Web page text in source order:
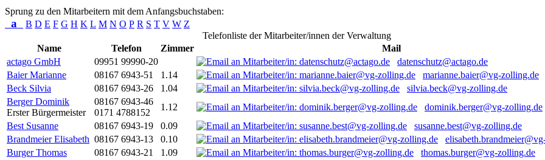
Sprung zu den Mitarbeitern mit dem Anfangsbuchstaben:
a B D E F G H K L M N O P R S T V W Z
Telefonliste der Mitarbeiter/innen der Verwaltung
Name
Telefon Zimmer
Mail
actago GmbH
09951 99990-20
datenschutz@actago.de
Baier Marianne
08167 6943-51 1.14
marianne.baier@vg-zolling.de
Beck Silvia
08167 6943-26 1.04
silvia.beck@vg-zolling.de
Berger Dominik
Erster Bürgermeister
08167 6943-46
0171 4788152
1.12
dominik.berger@vg-zolling.de
Best Susanne
08167 6943-19 0.09
susanne.best@vg-zolling.de
Brandmeier Elisabeth 08167 6943-13 0.10
Burger Thomas
08167 6943-21 1.09
thomas.burger@vg-zolling.de